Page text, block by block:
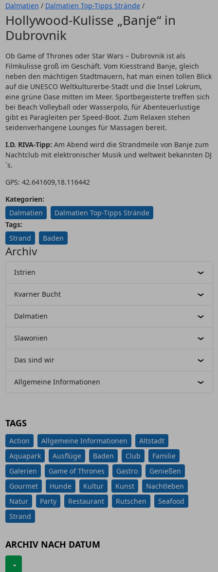
Dalmatien / Dalmatien Top-Tipps Strände/
Hollywood-Kulisse „Banje“ in
Dubrovnik
Ob Game of Thrones oder Star Wars – Dubrovnik ist als
Filmkulisse groß im Geschäft. Vom Kiesstrand Banje, gleich
neben den mächtigen Stadtmauern, hat man einen tollen Blick
auf die UNESCO Weltkulturerbe-Stadt und die Insel Lokrum,
eine grüne Oase mitten im Meer. Sportbegeisterte treffen sich
bei Beach Volleyball oder Wasserpolo, für Abenteuerlustige
gibt es Paragleiten per Speed-Boot. Zum Relaxen stehen
seidenverhangene Lounges für Massagen bereit.
I.D. RIVA-Tipp: Am Abend wird die Strandmeile von Banje zum
Nachtclub mit elektronischer Musik und weltweit bekannten DJ
´s.
GPS: 42.641609,18.116442
Kategorien:
Dalmatien
Dalmatien Top-Tipps Strände
Tags:
Strand
Baden
Archiv
Istrien
Kvarner Bucht
Dalmatien
Slawonien
Das sind wir
Allgemeine Informationen
TAGS
Action Allgemeine Informationen
Altstadt
Aquapark
Ausflüge Baden Club
Familie
Galerien
Game of Thrones Gastro
Genießen
Gourmet
Hunde Kultur Kunst
Nachtleben
Natur
Party Restaurant Rutschen
Seafood
Strand
ARCHIV NACH DATUM